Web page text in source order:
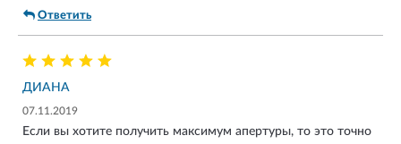
Ответить
ДИАНА
07.11.2019
Если вы хотите получить максимум апертуры, то это точно